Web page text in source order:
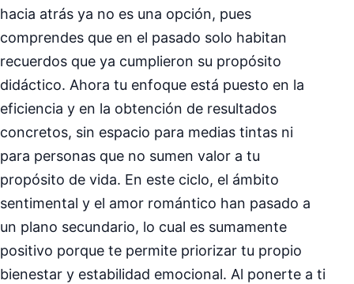
hacia atrás ya no es una opción, pues
comprendes que en el pasado solo habitan
recuerdos que ya cumplieron su propósito
didáctico. Ahora tu enfoque está puesto en la
eficiencia y en la obtención de resultados
concretos, sin espacio para medias tintas ni
para personas que no sumen valor a tu
propósito de vida. En este ciclo, el ámbito
sentimental y el amor romántico han pasado a
un plano secundario, lo cual es sumamente
positivo porque te permite priorizar tu propio
bienestar y estabilidad emocional. Al ponerte a ti